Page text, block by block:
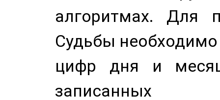
алгоритмах. Для
Судьбы
цифр дня и
записанных